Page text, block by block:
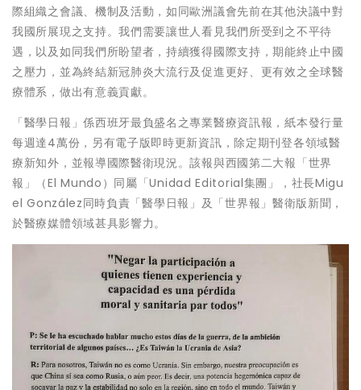
際組織之會議、機制及活動，如同歐洲議會先前在其他決議中對
我國所展現之支持。我們需要讓世人看見我們所受到之不平待
遇，以及如同我們所盼望者，持續獲得國際支持，期能終止中國
之壓力，並為終結新冠肺炎大流行及促進更好、更有效之全球醫
療體系，做出有意義貢獻。
「醫學日報」係西班牙最負盛名之專業醫療資訊報，紙本發行量
每週達4萬份，另有電子版即時更新資訊，除定期刊登各領域醫
療新知外，並報導國際醫衛現況。該報與西國第二大報「世界
報」（El Mundo）同屬「Unidad Editorial集團」，社長Migu
el González同時負責「醫學日報」及「世界報」醫衛版新聞，
於醫療媒體領域甚具影響力。